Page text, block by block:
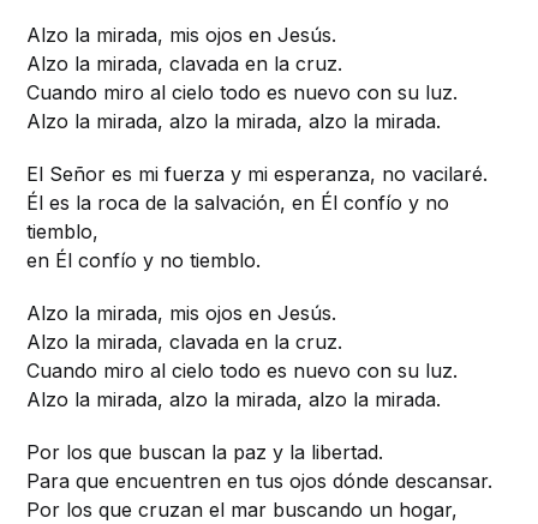
Alzo la mirada, mis ojos en Jesús.
Alzo la mirada, clavada en la cruz.
Cuando miro al cielo todo es nuevo con su luz.
Alzo la mirada, alzo la mirada, alzo la mirada.
El Señor es mi fuerza y mi esperanza, no vacilaré.
Él es la roca de la salvación, en Él confío y no
tiemblo,
en Él confío y no tiemblo.
Alzo la mirada, mis ojos en Jesús.
Alzo la mirada, clavada en la cruz.
Cuando miro al cielo todo es nuevo con su luz.
Alzo la mirada, alzo la mirada, alzo la mirada.
Por los que buscan la paz y la libertad.
Para que encuentren en tus ojos dónde descansar.
Por los que cruzan el mar buscando un hogar,